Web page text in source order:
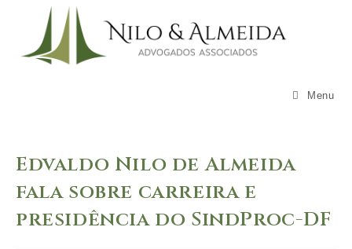
content
Menu
Edvaldo Nilo de Almeida
fala sobre carreira e
presidência do SindProc-DF